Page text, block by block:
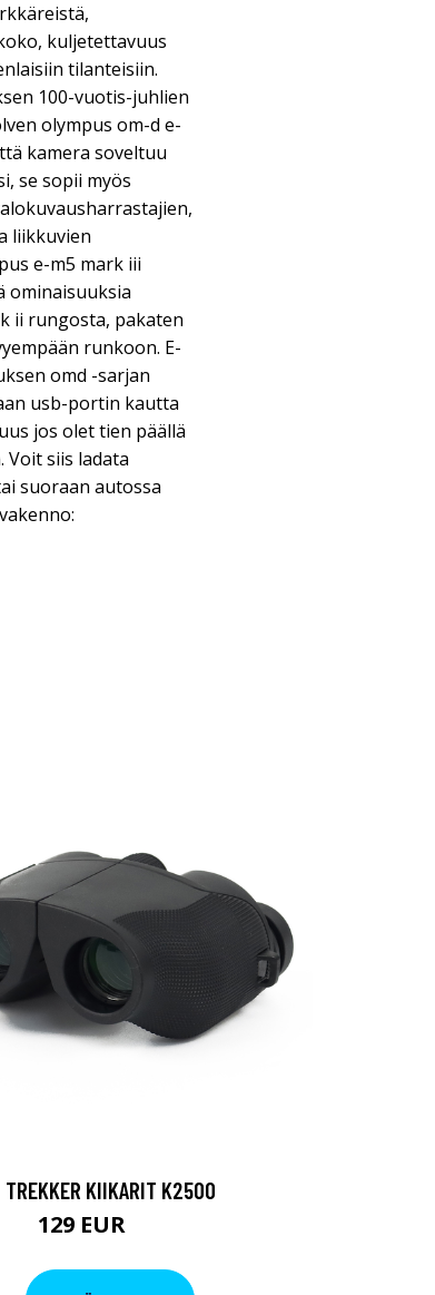
kuljetettavuus
tilanteisiin.
100-vuotis-juhlien
olympus om-d e-
kamera soveltuu
se sopii myös
liikkuvien
e-m5 mark iii
ominaisuuksia
ii rungosta, pakaten
runkoon. E-
omd -sarjan
usb-portin kautta
jos olet tien päällä
Voit siis ladata
suoraan autossa
TREKKER KIIKARIT K2500
129 EUR